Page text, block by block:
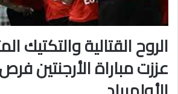
الروح القتالية والتكتيك
عززت مباراة الأرجنتين